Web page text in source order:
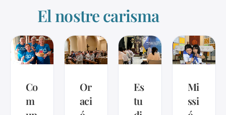
El nostre carisma
Co
m
Or
aci
Es
tu
Mi
ssi